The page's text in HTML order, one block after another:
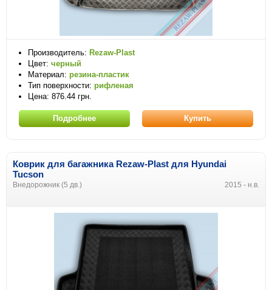
Производитель: Rezaw-Plast
Цвет: черный
Материал: резина-пластик
Тип поверхности: рифленая
Цена: 876.44 грн.
Подробнее Купить
Коврик для багажника Rezaw-Plast для Hyundai
Tucson
Внедорожник (5 дв.) 2015 - н.в.